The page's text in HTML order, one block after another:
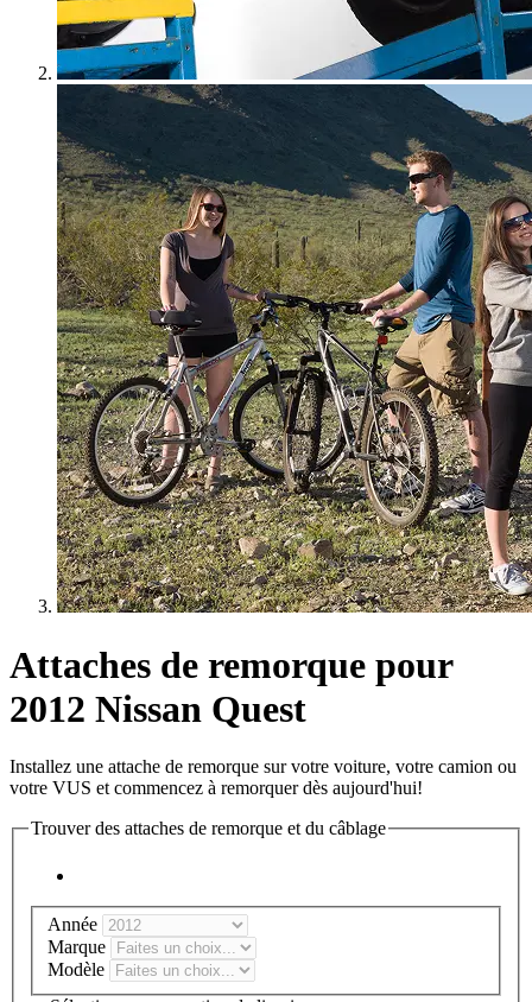
Attaches de remorque pour
2012 Nissan Quest
Installez une attache de remorque sur votre voiture, votre camion ou
votre VUS et commencez à remorquer dès aujourd'hui!
Trouver des attaches de remorque et du câblage
Année
Marque
Modèle